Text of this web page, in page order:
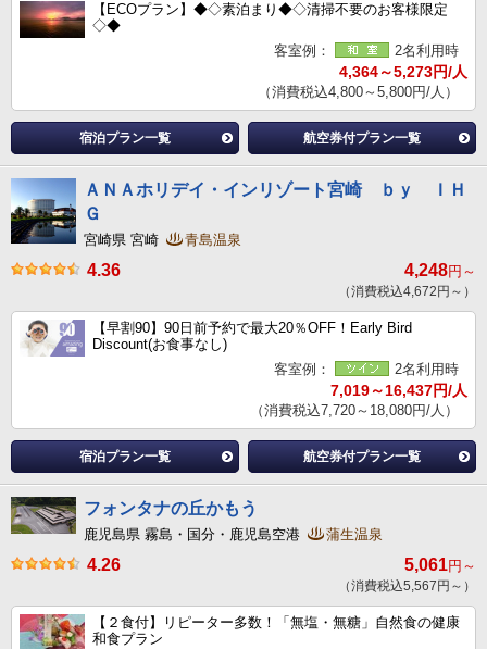
【ECOプラン】◆◇素泊まり◆◇清掃不要のお客様限定
◇◆
客室例：
2名利用時
4,364～5,273円/人
（消費税込4,800～5,800円/人）
宿泊プラン一覧 航空券付プラン一覧
ＡＮＡホリデイ・インリゾート宮崎 ｂｙ ＩＨ
Ｇ
宮崎県 宮崎 青島温泉
4.36 4,248円～
（消費税込4,672円～）
【早割90】90日前予約で最大20％OFF！Early Bird
Discount(お食事なし)
客室例：
2名利用時
7,019～16,437円/人
（消費税込7,720～18,080円/人）
宿泊プラン一覧 航空券付プラン一覧
フォンタナの丘かもう
鹿児島県 霧島・国分・鹿児島空港 蒲生温泉
4.26 5,061円～
（消費税込5,567円～）
【２食付】リピーター多数！「無塩・無糖」自然食の健康
和食プラン